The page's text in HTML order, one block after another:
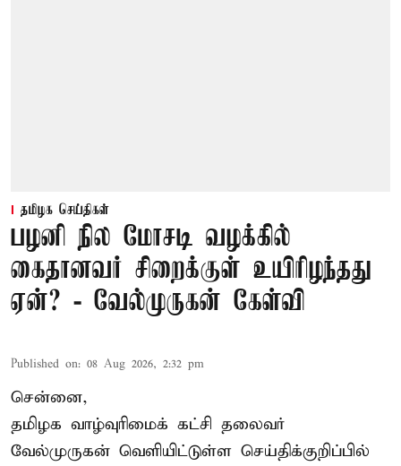
தமிழக செய்திகள்
பழனி நில மோசடி வழக்கில்
கைதானவர் சிறைக்குள் உயிரிழந்தது
ஏன்? - வேல்முருகன் கேள்வி
Published on: 08 Aug 2026, 2:32 pm
சென்னை,
தமிழக வாழ்வுரிமைக் கட்சி தலைவர்
வேல்முருகன் வெளியிட்டுள்ள செய்திக்குறிப்பில்